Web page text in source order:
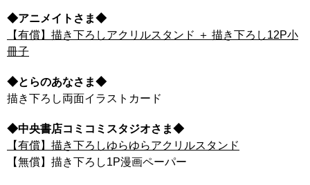
◆アニメイトさま◆
【有償】描き下ろしアクリルスタンド ＋ 描き下ろし12P小
冊子
◆とらのあなさま◆
描き下ろし両面イラストカード
◆中央書店コミコミスタジオさま◆
【有償】描き下ろしゆらゆらアクリルスタンド
【無償】描き下ろし1P漫画ペーパー